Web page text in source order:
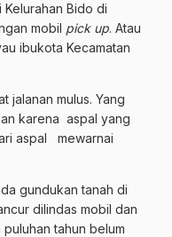
Bido di
mobil pick up. Atau
ibukota Kecamatan
jalanan mulus. Yang
karena aspal yang
aspal mewarnai
gundukan tanah di
dilindas mobil dan
puluhan tahun belum